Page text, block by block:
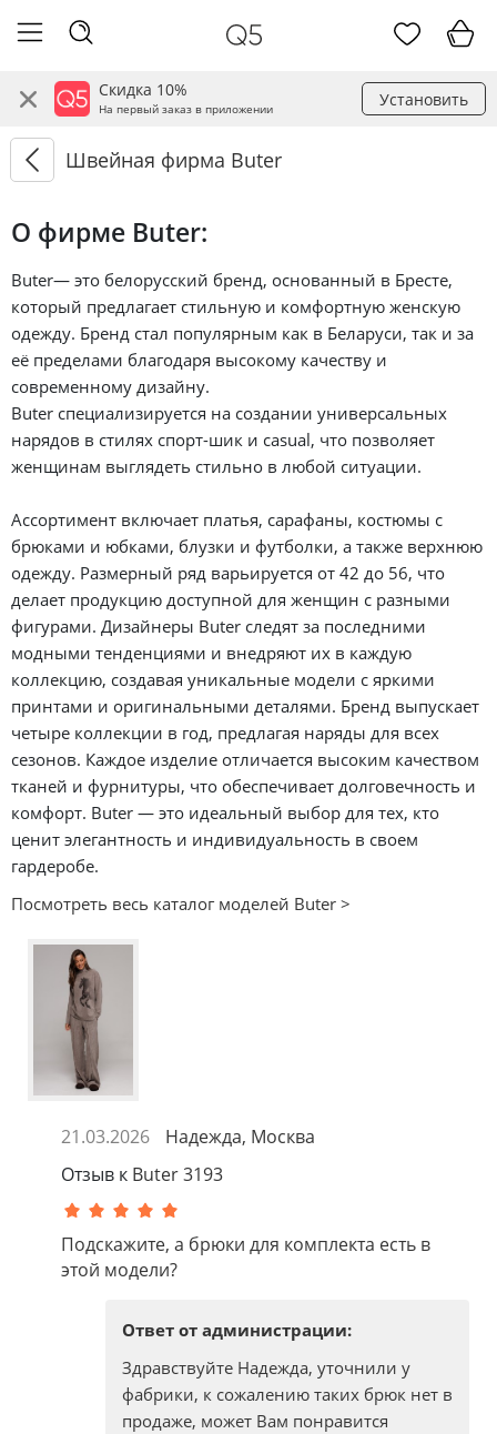
Скидка 10%
На первый заказ в приложении Установить
Швейная фирма Buter
О фирме Buter:
Buter— это белорусский бренд, основанный в Бресте,
который предлагает стильную и комфортную женскую
одежду. Бренд стал популярным как в Беларуси, так и за
её пределами благодаря высокому качеству и
современному дизайну.
Buter специализируется на создании универсальных
нарядов в стилях спорт-шик и casual, что позволяет
женщинам выглядеть стильно в любой ситуации.
Ассортимент включает платья, сарафаны, костюмы с
брюками и юбками, блузки и футболки, а также верхнюю
одежду. Размерный ряд варьируется от 42 до 56, что
делает продукцию доступной для женщин с разными
фигурами. Дизайнеры Buter следят за последними
модными тенденциями и внедряют их в каждую
коллекцию, создавая уникальные модели с яркими
принтами и оригинальными деталями. Бренд выпускает
четыре коллекции в год, предлагая наряды для всех
сезонов. Каждое изделие отличается высоким качеством
тканей и фурнитуры, что обеспечивает долговечность и
комфорт. Buter — это идеальный выбор для тех, кто
ценит элегантность и индивидуальность в своем
гардеробе.
Посмотреть весь каталог моделей Buter >
21.03.2026
Надежда, Москва
Отзыв к Buter 3193
Подскажите, а брюки для комплекта есть в
этой модели?
Ответ от администрации:
Здравствуйте Надежда, уточнили у
фабрики, к сожалению таких брюк нет в
продаже, может Вам понравится